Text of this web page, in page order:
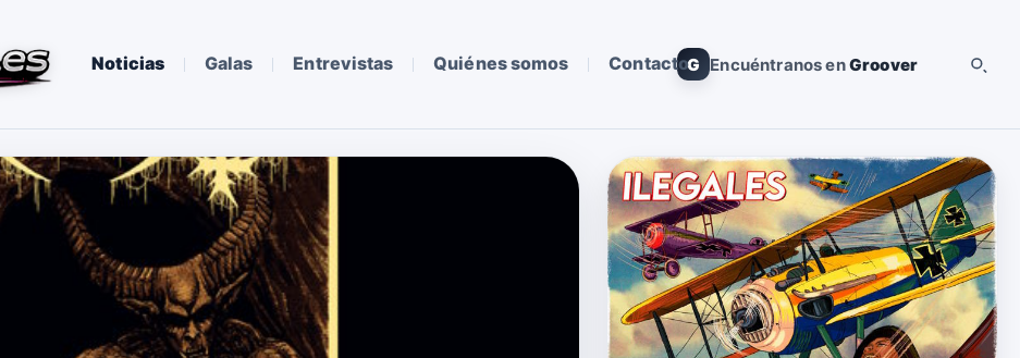
Noticias Galas Entrevistas Quiénes somos ContactoG Encuéntranos enGroover